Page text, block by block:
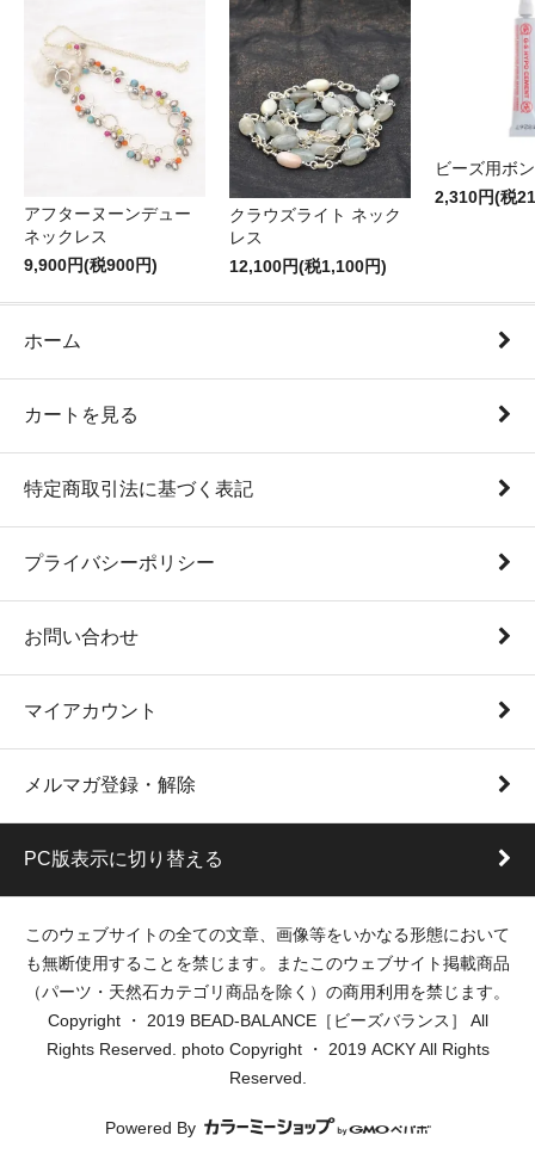
アフターヌーンデュー
ネックレス
9,900円(税900円)
クラウズライト ネック
レス
12,100円(税1,100円)
ビーズ用ボ
2,310円(税
ホーム
カートを見る
特定商取引法に基づく表記
プライバシーポリシー
お問い合わせ
マイアカウント
メルマガ登録・解除
PC版表示に切り替える
このウェブサイトの全ての文章、画像等をいかなる形態において
も無断使用することを禁じます。またこのウェブサイト掲載商品
（パーツ・天然石カテゴリ商品を除く）の商用利用を禁じます。
Copyright ・ 2019 BEAD-BALANCE［ビーズバランス］ All
Rights Reserved. photo Copyright ・ 2019 ACKY All Rights
Reserved.
Powered By